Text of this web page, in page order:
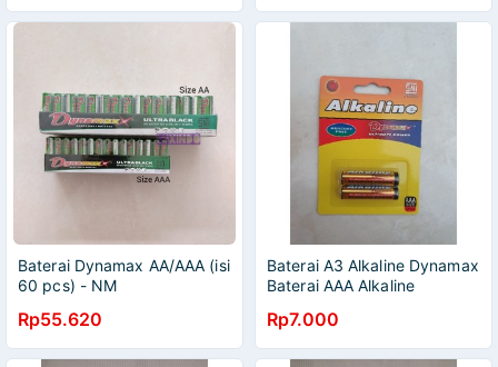
Baterai Dynamax AA/AAA (isi
60 pcs) - NM
Rp55.620
Baterai A3 Alkaline Dynamax
Baterai AAA Alkaline
Rp7.000